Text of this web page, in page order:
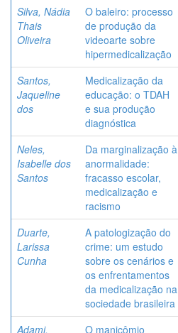
Silva, Nádia
Thais
Oliveira
O baleiro: processo
de produção da
videoarte sobre
hipermedicalização
Santos,
Jaqueline
dos
Medicalização da
educação: o TDAH
e sua produção
diagnóstica
Neles,
Isabelle dos
Santos
Da marginalização à
anormalidade:
fracasso escolar,
medicalização e
racismo
Duarte,
Larissa
Cunha
A patologização do
crime: um estudo
sobre os cenários e
os enfrentamentos
da medicalização na
sociedade brasileira
Adami,
O manicômio